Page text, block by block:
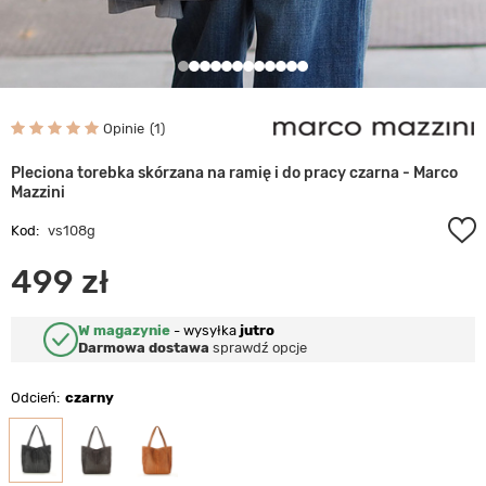
Opinie 1
Pleciona torebka skórzana na ramię i do pracy czarna - Marco
Mazzini
Kod: vs108g
499 zł
W magazynie - wysyłka jutro
Darmowa dostawa sprawdź opcje
Odcień czarny